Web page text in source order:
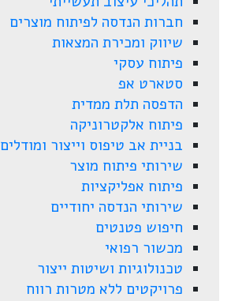
חברות הנדסה לפיתוח מוצרים
שיווק ומכירת המצאות
פיתוח עסקי
סטארט אפ
הדפסה תלת ממדית
פיתוח אלקטרוניקה
בניית אב טיפוס וייצור ומודלים
שירותי פיתוח מוצר
פיתוח אפליקציות
שירותי הנדסה יחודיים
חיפוש פטנטים
מכשור רפואי
טכנולוגיות ושיטות ייצור
פרויקטים ללא מטרות רווח